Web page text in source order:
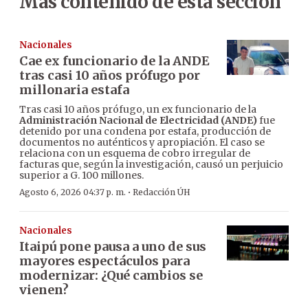
Nacionales
Cae ex funcionario de la ANDE
tras casi 10 años prófugo por
millonaria estafa
Tras casi 10 años prófugo, un ex funcionario de la
Administración Nacional de Electricidad (ANDE)fue
detenido por una condena por estafa, producción de
documentos no auténticos y apropiación. El caso se
relaciona con un esquema de cobro irregular de
facturas que, según la investigación, causó un perjuicio
superior a G. 100 millones.
Agosto 6, 2026 04:37 p. m. · Redacción ÚH
Nacionales
Itaipú pone pausa a uno de sus
mayores espectáculos para
modernizar: ¿Qué cambios se
vienen?